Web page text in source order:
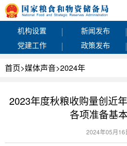
机构设置 | 新闻发布 |
党建工作
| 政策发布 |
首页>媒体声音>2024年
2023年度秋粮收购量创近
各项准备基
2024年05月16